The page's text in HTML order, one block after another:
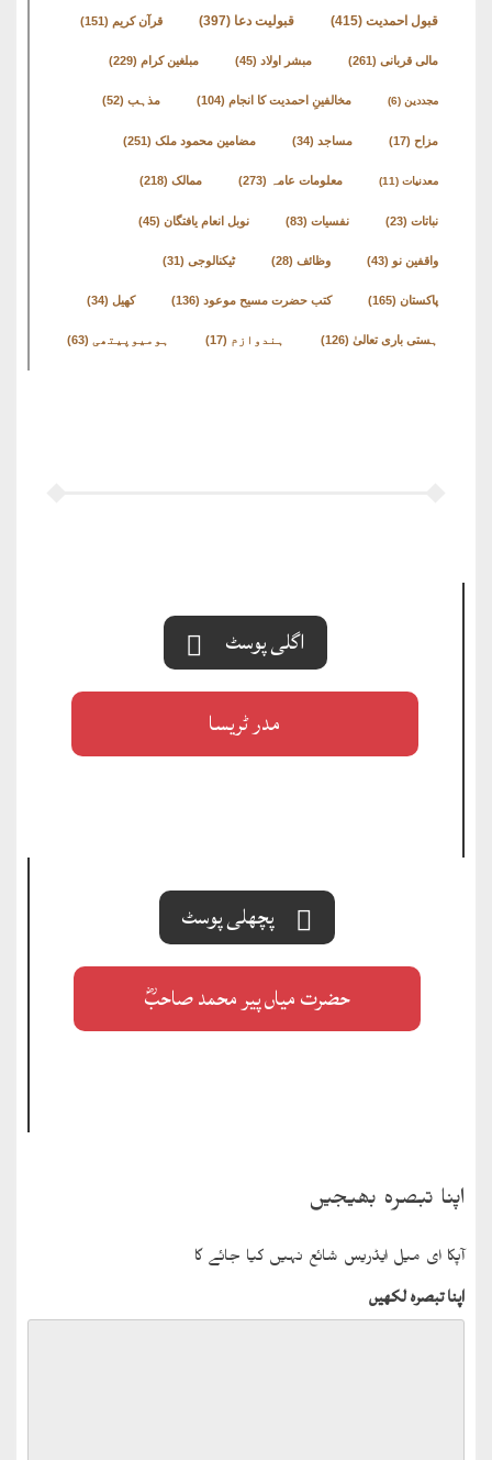
قبول احمدیت (415) قبولیت دعا (397) قرآن کریم (151)
مالی قربانی (261) مبشر اولاد (45) مبلغین کرام (229)
مجددین (6) مخالفینِ احمدیت کا انجام (104) مذہب (52)
مزاح (17) مساجد (34) مضامین محمود ملک (251)
معدنیات (11) معلومات عامہ (273) ممالک (218)
نباتات (23) نفسیات (83) نوبل انعام یافتگان (45)
واقفین نو (43) وظائف (28) ٹیکنالوجی (31)
پاکستان (165) کتب حضرت مسیح موعود (136) کھیل (34)
ہستی باری تعالیٰ (126) ہندوازم (17) ہومیوپیتھی (63)
اگلی پوسٹ
مدر ٹریسا
پچھلی پوسٹ
حضرت میاں پیر محمد صاحبؓ
اپنا تبصرہ بھیجیں
آپکا ای میل ایڈریس شائع نہیں کیا جائے گا
اپنا تبصرہ لکھیں